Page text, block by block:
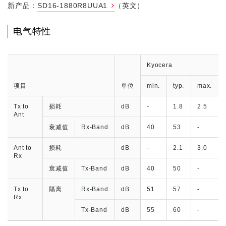
新产品：SD16-1880R8UUA1 （英文）
电气特性
项目 单位
Kyocera
min. typ. max.
Tx to
Ant
损耗 dB - 1.8 2.5
衰减值 Rx-Band dB 40 53 -
Ant to
Rx
损耗 dB - 2.1 3.0
衰减值 Tx-Band dB 40 50 -
Tx to
Rx
隔离 Rx-Band dB 51 57 -
Tx-Band dB 55 60 -